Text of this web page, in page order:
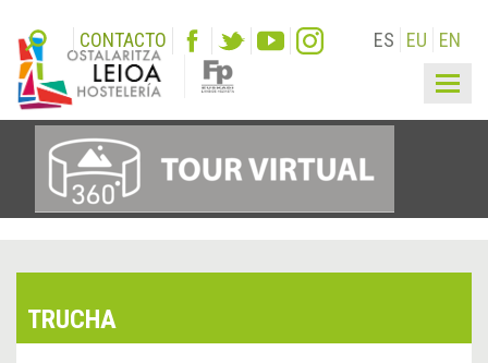
CONTACTO ES EU EN
TRUCHA